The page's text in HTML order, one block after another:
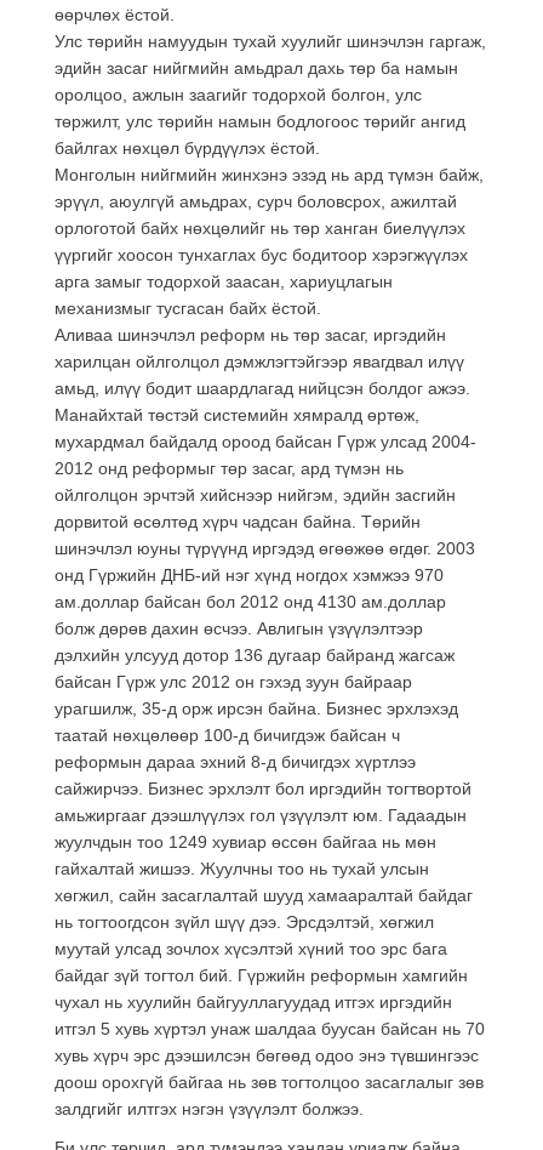
өөрчлөх ёстой.
Улс төрийн намуудын тухай хуулийг шинэчлэн гаргаж,
эдийн засаг нийгмийн амьдрал дахь төр ба намын
оролцоо, ажлын заагийг тодорхой болгон, улс
төржилт, улс төрийн намын бодлогоос төрийг ангид
байлгах нөхцөл бүрдүүлэх ёстой.
Монголын нийгмийн жинхэнэ эзэд нь ард түмэн байж,
эрүүл, аюулгүй амьдрах, сурч боловсрох, ажилтай
орлоготой байх нөхцөлийг нь төр ханган биелүүлэх
үүргийг хоосон тунхаглах бус бодитоор хэрэгжүүлэх
арга замыг тодорхой заасан, хариуцлагын
механизмыг тусгасан байх ёстой.
Аливаа шинэчлэл реформ нь төр засаг, иргэдийн
харилцан ойлголцол дэмжлэгтэйгээр явагдвал илүү
амьд, илүү бодит шаардлагад нийцсэн болдог ажээ.
Манайхтай төстэй системийн хямралд өртөж,
мухардмал байдалд ороод байсан Гүрж улсад 2004-
2012 онд реформыг төр засаг, ард түмэн нь
ойлголцон эрчтэй хийснээр нийгэм, эдийн засгийн
дорвитой өсөлтөд хүрч чадсан байна. Төрийн
шинэчлэл юуны түрүүнд иргэдэд өгөөжөө өгдөг. 2003
онд Гүржийн ДНБ-ий нэг хүнд ногдох хэмжээ 970
ам.доллар байсан бол 2012 онд 4130 ам.доллар
болж дөрөв дахин өсчээ. Авлигын үзүүлэлтээр
дэлхийн улсууд дотор 136 дугаар байранд жагсаж
байсан Гүрж улс 2012 он гэхэд зуун байраар
урагшилж, 35-д орж ирсэн байна. Бизнес эрхлэхэд
таатай нөхцөлөөр 100-д бичигдэж байсан ч
реформын дараа эхний 8-д бичигдэх хүртлээ
сайжирчээ. Бизнес эрхлэлт бол иргэдийн тогтвортой
амьжиргааг дээшлүүлэх гол үзүүлэлт юм. Гадаадын
жуулчдын тоо 1249 хувиар өссөн байгаа нь мөн
гайхалтай жишээ. Жуулчны тоо нь тухай улсын
хөгжил, сайн засаглалтай шууд хамааралтай байдаг
нь тогтоогдсон зүйл шүү дээ. Эрсдэлтэй, хөгжил
муутай улсад зочлох хүсэлтэй хүний тоо эрс бага
байдаг зүй тогтол бий. Гүржийн реформын хамгийн
чухал нь хуулийн байгууллагуудад итгэх иргэдийн
итгэл 5 хувь хүртэл унаж шалдаа буусан байсан нь 70
хувь хүрч эрс дээшилсэн бөгөөд одоо энэ түвшингээс
доош орохгүй байгаа нь зөв тогтолцоо засаглалыг зөв
залдгийг илтгэх нэгэн үзүүлэлт болжээ.